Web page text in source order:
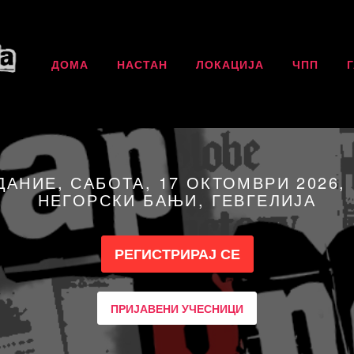
ДОМА НАСТАН ЛОКАЦИЈА ЧПП
САБОТА, 17 ОКТОМВРИ 2026,
НЕГОРСКИ БАЊИ, ГЕВГЕЛИЈА
РЕГИСТРИРАЈ СЕ
ПРИЈАВЕНИ УЧЕСНИЦИ